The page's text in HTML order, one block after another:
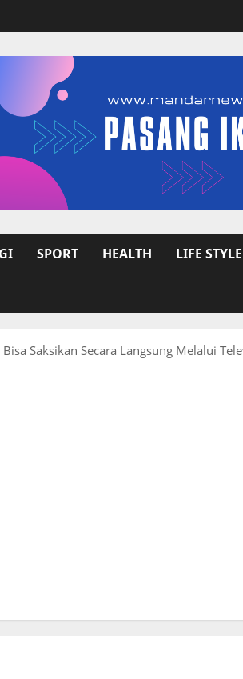
SPORT HEALTH LIFE STYLE
Saksikan Secara Langsung Melalui